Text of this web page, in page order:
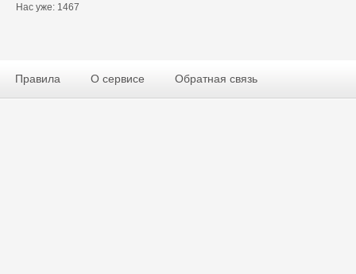
Нас уже: 1467
Правила О сервисе Обратная связь